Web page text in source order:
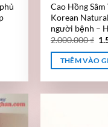
Cao Hồng
Korean
người bệnh –
2.000.000₫
THÊM VÀO